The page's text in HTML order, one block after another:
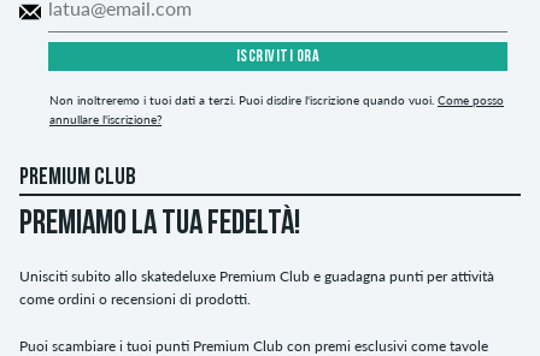
ISCRIVITI ORA
Non inoltreremo i tuoi dati a terzi. Puoi disdire l'iscrizione quando vuoi. Come posso
annullare l'iscrizione?
PREMIUM CLUB
PREMIAMO LA TUA FEDELTÀ!
Unisciti subito allo skatedeluxe Premium Club e guadagna punti per attività
come ordini o recensioni di prodotti.
Puoi scambiare i tuoi punti Premium Club con premi esclusivi come tavole